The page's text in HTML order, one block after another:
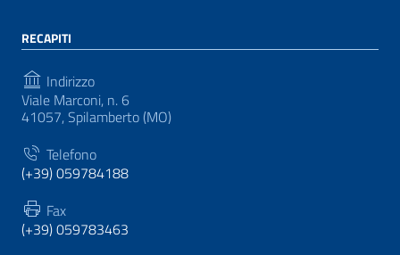
RECAPITI
Indirizzo
Viale Marconi, n. 6
41057, Spilamberto (MO)
Telefono
(+39) 059784188
Fax
(+39) 059783463